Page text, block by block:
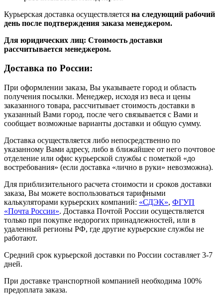
Курьерская доставка осуществляется на следующий рабочий
день после подтверждения заказа менеджером.
Для юридических лиц: Стоимость доставки
рассчитывается менеджером.
Доставка по России:
При оформлении заказа, Вы указываете город и область
получения посылки. Менеджер, исходя из веса и цены
заказанного товара, рассчитывает стоимость доставки в
указанный Вами город, после чего связывается с Вами и
сообщает возможные варианты доставки и общую сумму.
Доставка осуществляется либо непосредственно по
указанному Вами адресу, либо в ближайшее от него почтовое
отделение или офис курьерской службы с пометкой «до
востребования» (если доставка «лично в руки» невозможна).
Для приблизительного расчета стоимости и сроков доставки
заказа, Вы можете воспользоваться тарифными
калькуляторами курьерских компаний: «СДЭК», ФГУП
«Почта России». Доставка Почтой России осуществляется
только при покупке недорогих принадлежностей, или в
удаленный регионы РФ, где другие курьерские службы не
работают.
Средний срок курьерской доставки по России составляет 3-7
дней.
При доставке транспортной компанией необходима 100%
предоплата заказа.